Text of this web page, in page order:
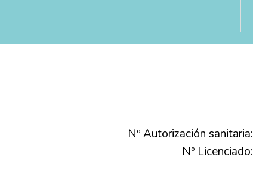
Nº Autorización sanitaria:
Nº Licenciado: